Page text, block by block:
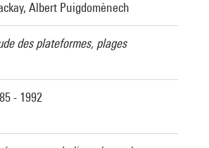
Albert Puigdomènech
des plateformes, plages
- 1992